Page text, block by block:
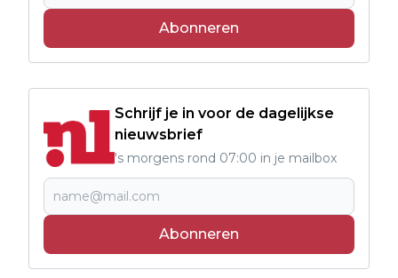
Abonneren
Schrijf je in voor de dagelijkse
nieuwsbrief
's morgens rond 07:00 in je mailbox
Abonneren